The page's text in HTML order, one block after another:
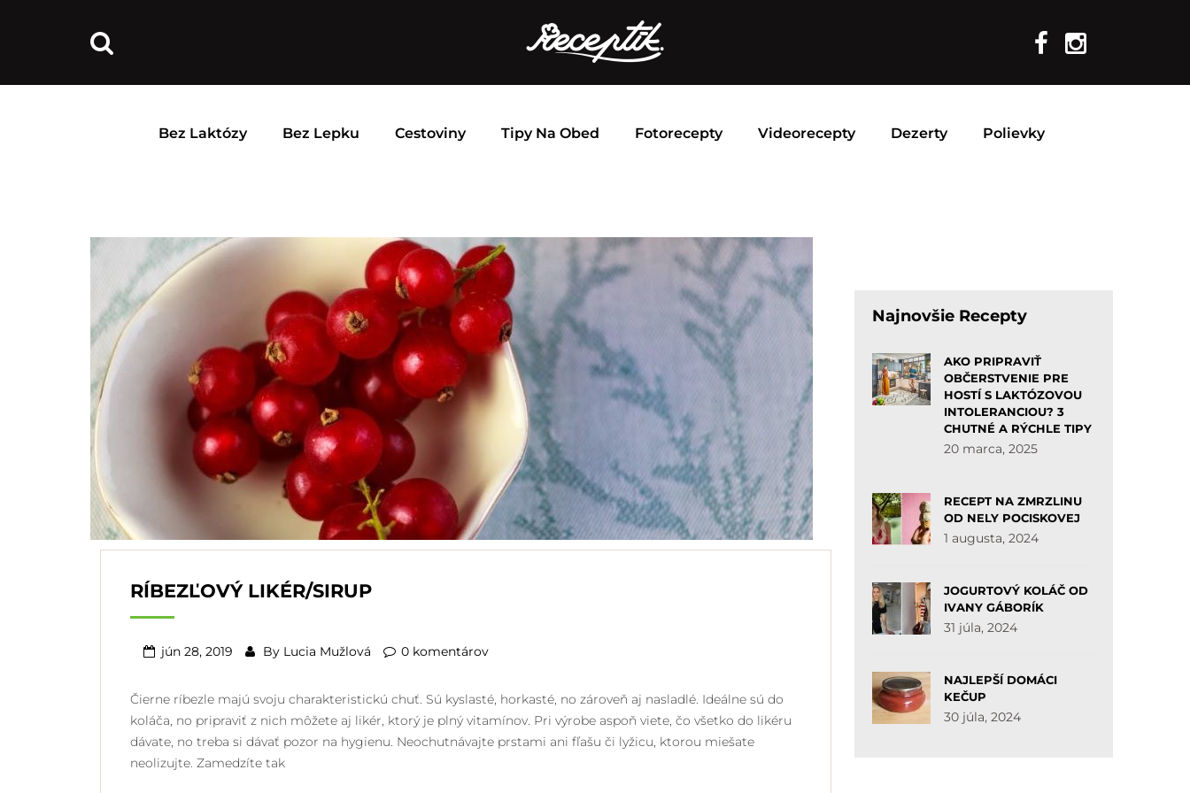
Bez Laktózy Bez Lepku Cestoviny Tipy Na Obed Fotorecepty Videorecepty Dezerty Polievky
RÍBEZĽOVÝ LIKÉR/SIRUP
jún 28, 2019 By Lucia Mužlová 0 komentárov
Čierne ríbezle majú svoju charakteristickú chuť. Sú kyslasté, horkasté, no zároveň aj nasladlé. Ideálne sú do
koláča, no pripraviť z nich môžete aj likér, ktorý je plný vitamínov. Pri výrobe aspoň viete, čo všetko do likéru
dávate, no treba si dávať pozor na hygienu. Neochutnávajte prstami ani fľašu či lyžicu, ktorou miešate
neolizujte. Zamedzíte tak
Najnovšie Recepty
AKO PRIPRAVIŤ
OBČERSTVENIE PRE
HOSTÍ S LAKTÓZOVOU
INTOLERANCIOU? 3
CHUTNÉ A RÝCHLE TIPY
20 marca, 2025
RECEPT NA ZMRZLINU
OD NELY POCISKOVEJ
1 augusta, 2024
JOGURTOVÝ KOLÁČ OD
IVANY GÁBORÍK
31 júla, 2024
NAJLEPŠÍ DOMÁCI
KEČUP
30 júla, 2024